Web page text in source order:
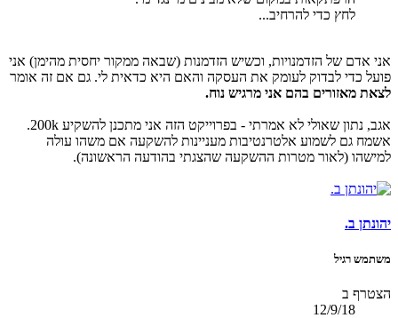
לחץ כדי להרחיב...
אני אדם של הזדמנויות, וכשיש הזדמנות (שבאה ממקור יחסית מהימן) אני
פועל כדי לבדוק לעומק את העסקה והאם היא כדאית לי. גם אם זה אומר
לצאת מאזורים בהם אני מרגיש נוח.
אגב, נתון שאולי לא אמרתי - בפרוייקט הזה אני מתכנן להשקיע 200k.
אשמח גם לשמוע אלטרנטיבות מעניינות להשקעה אם משהו עולה
למישהו (לאור מטרות ההשקעה שהצגתי בהודעה הראשונה).
יהונתן ב.
משתמש רגיל
הצטרף ב
12/9/18